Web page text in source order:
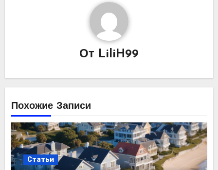
От LiliH99
Похожие Записи
Статьи